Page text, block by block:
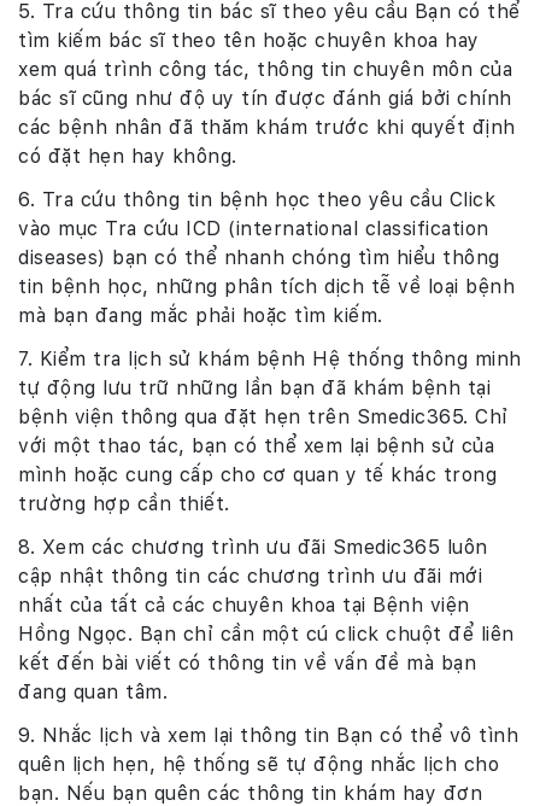
5. Tra cứu thông tin bác sĩ theo yêu cầu Bạn có thể
tìm kiếm bác sĩ theo tên hoặc chuyên khoa hay
xem quá trình công tác, thông tin chuyên môn của
bác sĩ cũng như độ uy tín được đánh giá bởi chính
các bệnh nhân đã thăm khám trước khi quyết định
có đặt hẹn hay không.
6. Tra cứu thông tin bệnh học theo yêu cầu Click
vào mục Tra cứu ICD (international classification
diseases) bạn có thể nhanh chóng tìm hiểu thông
tin bệnh học, những phân tích dịch tễ về loại bệnh
mà bạn đang mắc phải hoặc tìm kiếm.
7. Kiểm tra lịch sử khám bệnh Hệ thống thông minh
tự động lưu trữ những lần bạn đã khám bệnh tại
bệnh viện thông qua đặt hẹn trên Smedic365. Chỉ
với một thao tác, bạn có thể xem lại bệnh sử của
mình hoặc cung cấp cho cơ quan y tế khác trong
trường hợp cần thiết.
8. Xem các chương trình ưu đãi Smedic365 luôn
cập nhật thông tin các chương trình ưu đãi mới
nhất của tất cả các chuyên khoa tại Bệnh viện
Hồng Ngọc. Bạn chỉ cần một cú click chuột để liên
kết đến bài viết có thông tin về vấn đề mà bạn
đang quan tâm.
9. Nhắc lịch và xem lại thông tin Bạn có thể vô tình
quên lịch hẹn, hệ thống sẽ tự động nhắc lịch cho
bạn. Nếu bạn quên các thông tin khám hay đơn